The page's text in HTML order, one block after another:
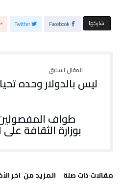
‫‫ شاركها‬ Facebook
Twitter
ليس بالدولار وحده
طواف
بوزارة الثقافة
‫مقالات ذات صلة‬ ‫المزيد من ‬ آخر